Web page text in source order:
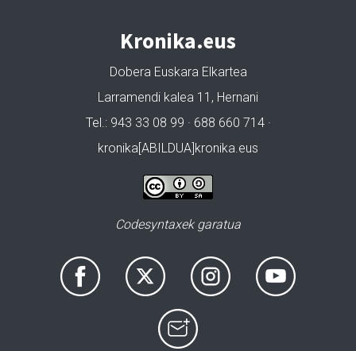
Kronika.eus
Dobera Euskara Elkartea
Larramendi kalea 11, Hernani
Tel.: 943 33 08 99 · 688 660 714 ·
kronika[ABILDUA]kronika.eus
Codesyntaxek garatua